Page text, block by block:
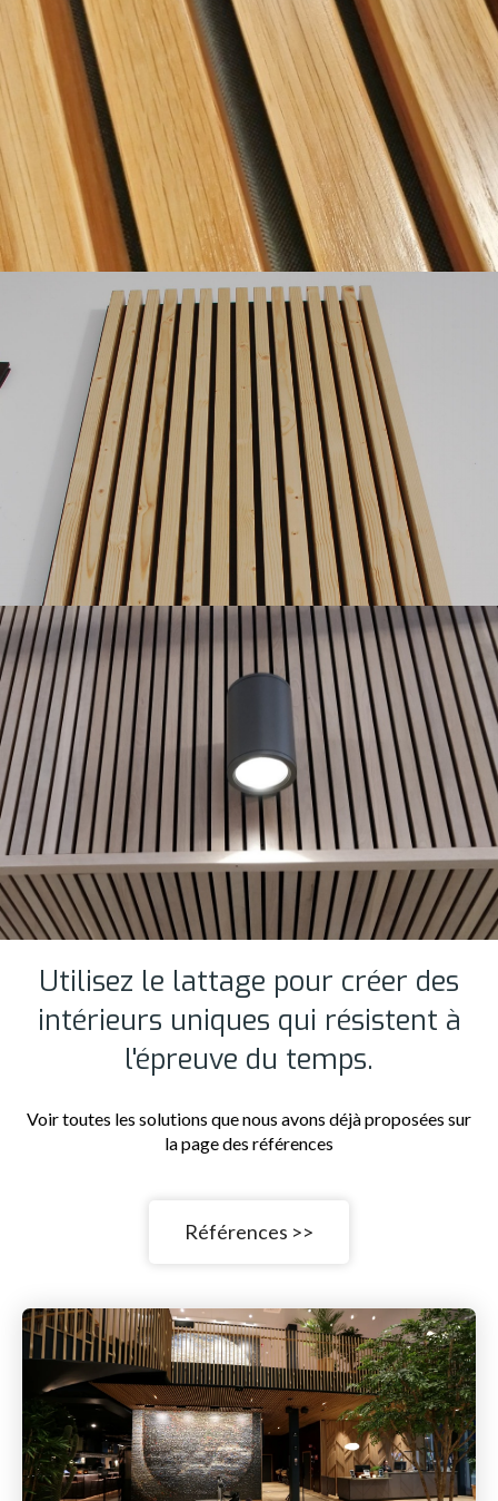
Utilisez le lattage pour créer des
intérieurs uniques qui résistent à
l'épreuve du temps.
Voir toutes les solutions que nous avons déjà proposées sur
la page des références
Références >>